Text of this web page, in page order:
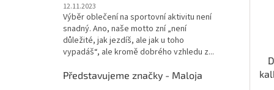
12.11.2023
Výběr oblečení na sportovní aktivitu není
snadný. Ano, naše motto zní „není
důležité, jak jezdíš, ale jak u toho
vypadáš“, ale kromě dobrého vzhledu z...
Představujeme značky - Maloja